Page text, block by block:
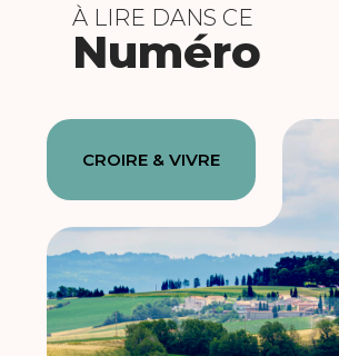
À LIRE DANS CE
Numéro
CROIRE & VIVRE